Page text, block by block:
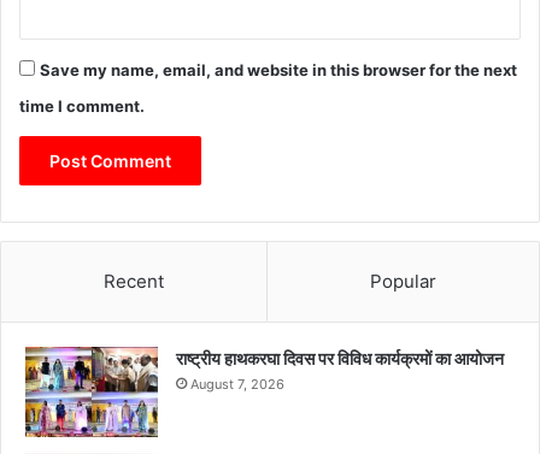
Save my name, email, and website in this browser for the next
time I comment.
Recent Popular
राष्ट्रीय हाथकरघा दिवस पर विविध कार्यक्रमों का आयोजन
August 7, 2026